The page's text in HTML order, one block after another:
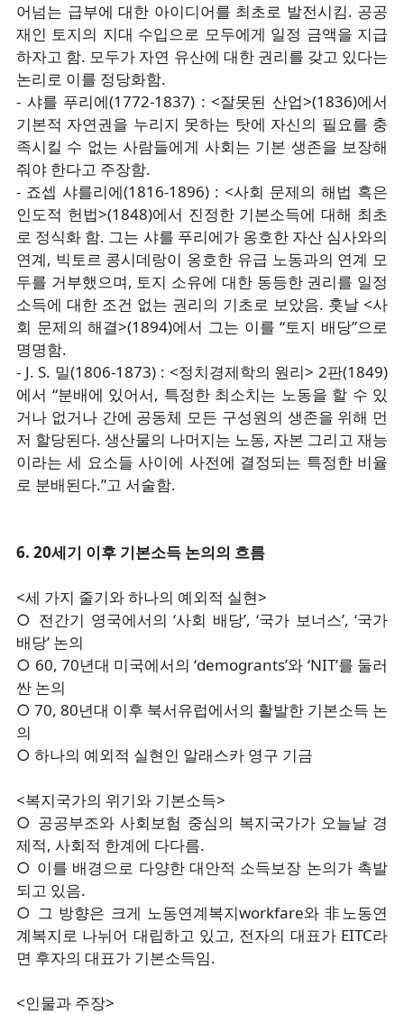
어넘는 급부에 대한 아이디어를 최초로 발전시킴. 공공
재인 토지의 지대 수입으로 모두에게 일정 금액을 지급
하자고 함. 모두가 자연 유산에 대한 권리를 갖고 있다는
논리로 이를 정당화함.
- 샤를 푸리에(1772-1837) : <잘못된 산업>(1836)에서
기본적 자연권을 누리지 못하는 탓에 자신의 필요를 충
족시킬 수 없는 사람들에게 사회는 기본 생존을 보장해
줘야 한다고 주장함.
- 죠셉 샤를리에(1816-1896) : <사회 문제의 해법 혹은
인도적 헌법>(1848)에서 진정한 기본소득에 대해 최초
로 정식화 함. 그는 샤를 푸리에가 옹호한 자산 심사와의
연계, 빅토르 콩시데랑이 옹호한 유급 노동과의 연계 모
두를 거부했으며, 토지 소유에 대한 동등한 권리를 일정
소득에 대한 조건 없는 권리의 기초로 보았음. 훗날 <사
회 문제의 해결>(1894)에서 그는 이를 “토지 배당”으로
명명함.
- J. S. 밀(1806-1873) : <정치경제학의 원리> 2판(1849)
에서 “분배에 있어서, 특정한 최소치는 노동을 할 수 있
거나 없거나 간에 공동체 모든 구성원의 생존을 위해 먼
저 할당된다. 생산물의 나머지는 노동, 자본 그리고 재능
이라는 세 요소들 사이에 사전에 결정되는 특정한 비율
로 분배된다.”고 서술함.
6. 20세기 이후 기본소득 논의의 흐름
<세 가지 줄기와 하나의 예외적 실현>
○ 전간기 영국에서의 ‘사회 배당’, ‘국가 보너스’, ‘국가
배당’ 논의
○ 60, 70년대 미국에서의 ‘demogrants’와 ‘NIT’를 둘러
싼 논의
○ 70, 80년대 이후 북서유럽에서의 활발한 기본소득 논
의
○ 하나의 예외적 실현인 알래스카 영구 기금
<복지국가의 위기와 기본소득>
○ 공공부조와 사회보험 중심의 복지국가가 오늘날 경
제적, 사회적 한계에 다다름.
○ 이를 배경으로 다양한 대안적 소득보장 논의가 촉발
되고 있음.
○ 그 방향은 크게 노동연계복지workfare와 非노동연
계복지로 나뉘어 대립하고 있고, 전자의 대표가 EITC라
면 후자의 대표가 기본소득임.
<인물과 주장>